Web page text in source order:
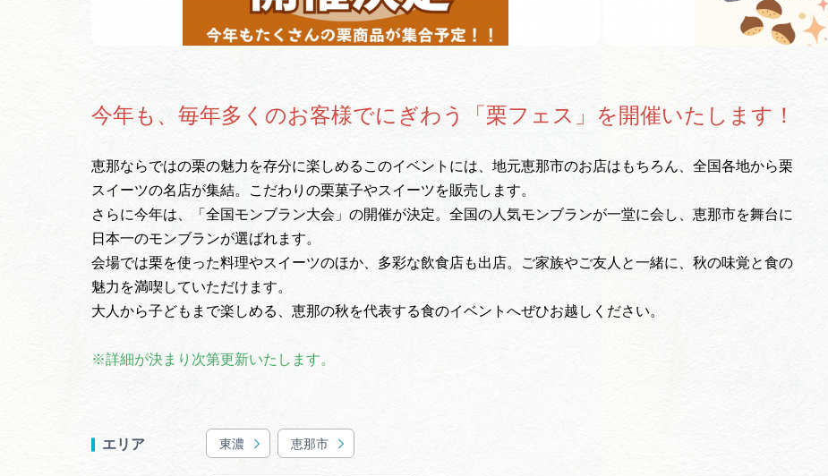
動画ライブラリー
運営組織
今年も、毎年多くのお客様でにぎわう「栗フェス」を開催いたします！
恵那ならではの栗の魅力を存分に楽しめるこのイベントには、地元恵那市のお店はもちろん、全国各地から栗
スイーツの名店が集結。こだわりの栗菓子やスイーツを販売します。
さらに今年は、「全国モンブラン大会」の開催が決定。全国の人気モンブランが一堂に会し、恵那市を舞台に
日本一のモンブランが選ばれます。
会場では栗を使った料理やスイーツのほか、多彩な飲食店も出店。ご家族やご友人と一緒に、秋の味覚と食の
魅力を満喫していただけます。
大人から子どもまで楽しめる、恵那の秋を代表する食のイベントへぜひお越しください。
※詳細が決まり次第更新いたします。
エリア 東濃 恵那市